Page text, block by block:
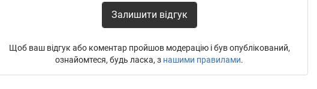
Залишити відгук
Щоб ваш відгук або коментар пройшов модерацію і був опублікований,
ознайомтеся, будь ласка, з нашими правилами.